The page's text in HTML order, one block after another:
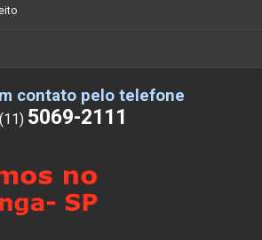
contato pelo telefone
(11) 5069-2111